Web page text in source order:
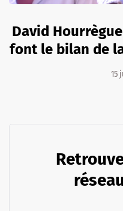
David
font le bilan de
15